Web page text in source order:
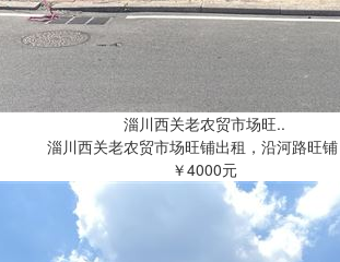
淄川西关老农贸市场旺..
淄川西关老农贸市场旺铺出租，沿河路旺
￥4000元